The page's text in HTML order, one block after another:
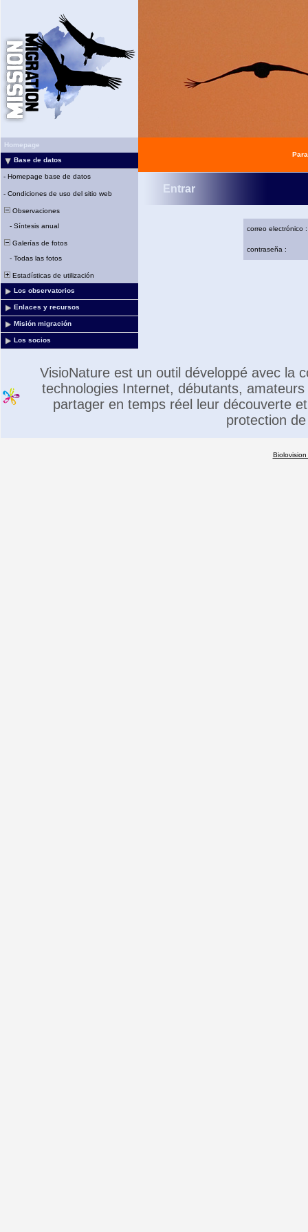
Homepage
Base de datos
- Homepage base de datos
- Condiciones de uso del sitio web
Observaciones
- Síntesis anual
Galerías de fotos
- Todas las fotos
Estadísticas de utilización
Los observatorios
Enlaces y recursos
Misión migración
Los socios
Entrar
correo electrónico :
contraseña :
VisioNature est un outil développé avec la
technologies Internet, débutants,
partager en temps réel leur découverte
protection
Biolovision